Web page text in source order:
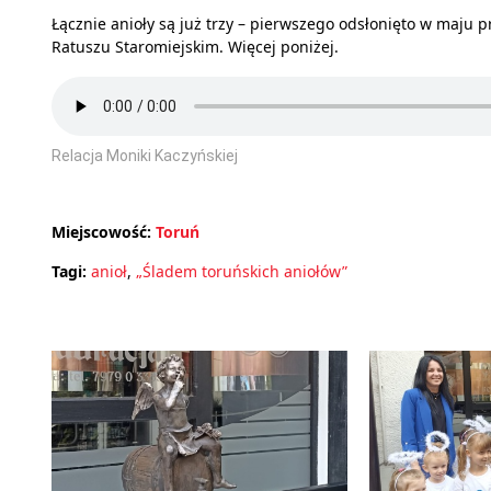
Łącznie anioły są już trzy – pierwszego odsłonięto w maju
Ratuszu Staromiejskim. Więcej poniżej.
Relacja Moniki Kaczyńskiej
Miejscowość: Toruń
Tagi: anioł, „Śladem toruńskich aniołów”